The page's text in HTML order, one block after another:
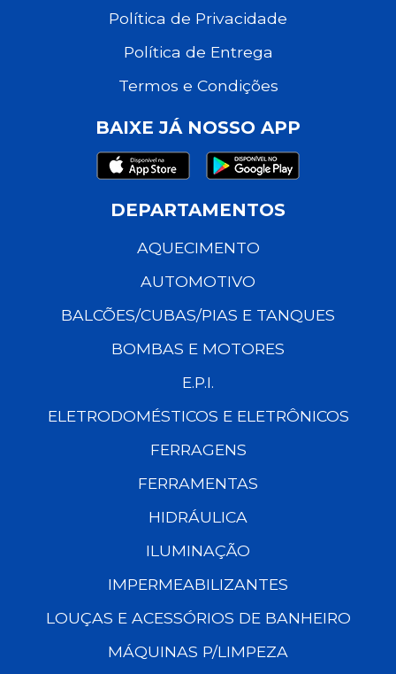
Política de Privacidade
Política de Entrega
Termos e Condições
BAIXE JÁ NOSSO APP
DEPARTAMENTOS
AQUECIMENTO
AUTOMOTIVO
BALCÕES/CUBAS/PIAS E TANQUES
BOMBAS E MOTORES
E.P.I.
ELETRODOMÉSTICOS E ELETRÔNICOS
FERRAGENS
FERRAMENTAS
HIDRÁULICA
ILUMINAÇÃO
IMPERMEABILIZANTES
LOUÇAS E ACESSÓRIOS DE BANHEIRO
MÁQUINAS P/LIMPEZA